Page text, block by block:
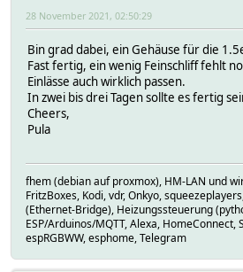
28 November 2021, 02:50:29
Bin grad dabei, ein Gehäuse für die
Fast fertig, ein wenig Feinschliff fehlt
Einlässe auch wirklich passen.
In zwei bis drei Tagen sollte es fertig
Cheers,
Pula
fhem (debian auf proxmox), HM-LAN und
FritzBoxes, Kodi, vdr, Onkyo,
(Ethernet-Bridge), Heizungssteuerung
ESP/Arduinos/MQTT, Alexa, HomeConnect,
espRGBWW, esphome, Telegram